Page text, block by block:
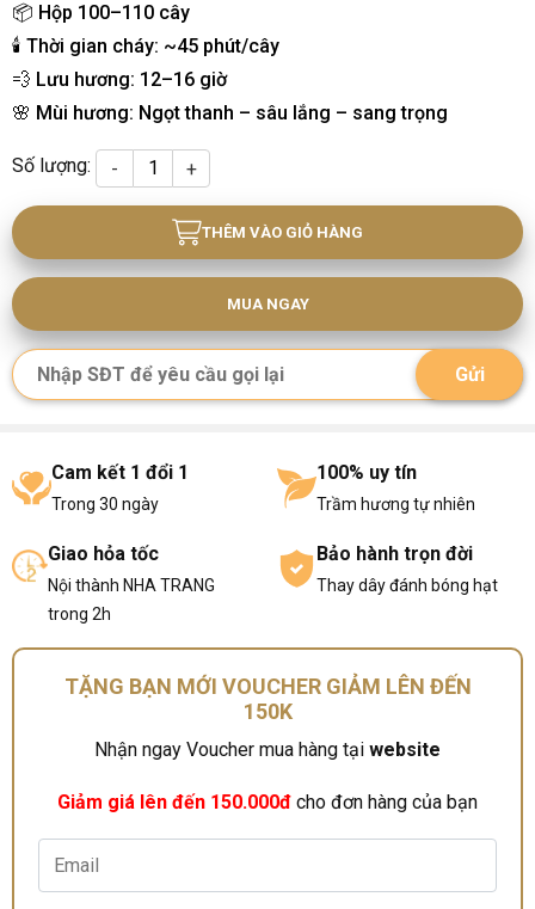
📦 Hộp 100–110 cây
🕯️ Thời gian cháy: ~45 phút/cây
💨 Lưu hương: 12–16 giờ
🌸 Mùi hương: Ngọt thanh – sâu lắng – sang trọng
Số lượng:
THÊM VÀO GIỎ HÀNG
MUA NGAY
Gửi
Cam kết 1 đổi 1
Trong 30 ngày
100% uy tín
Trầm hương tự nhiên
Giao hỏa tốc
Nội thành NHA TRANG
trong 2h
Bảo hành trọn đời
Thay dây đánh bóng hạt
TẶNG BẠN MỚI VOUCHER GIẢM LÊN ĐẾN
150K
Nhận ngay Voucher mua hàng tại website
Giảm giá lên đến 150.000đ cho đơn hàng của bạn